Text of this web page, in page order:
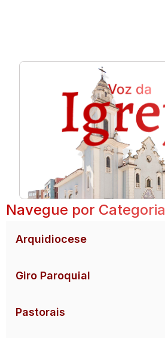
Navegue por Categoria
Arquidiocese
Giro Paroquial
Pastorais